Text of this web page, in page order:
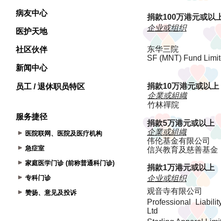
病友中心
医护天地
社区伙伴
新闻中心
员工 / 退休职员特区
服务捷径
医院联网、医院及医疗机构
急症室
家庭医学门诊 (前称普通科门诊)
专科门诊
赞扬、意见及投诉